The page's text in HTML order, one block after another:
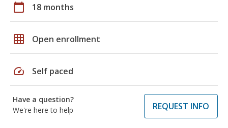
calendar_today 18 months
grid_on Open enrollment
speed Self paced
Have a question?
We're here to help
REQUEST INFO